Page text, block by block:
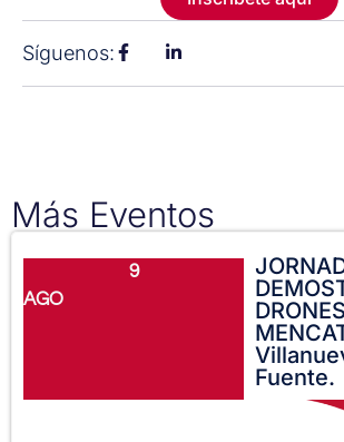
Síguenos:
Más Eventos
9
AGO
Fuente.